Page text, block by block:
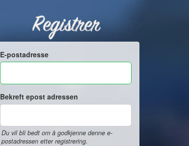
Registrer
E-postadresse
Bekreft epost adressen
Du vil bli bedt om å godkjenne denne e-
postadressen etter registrering.